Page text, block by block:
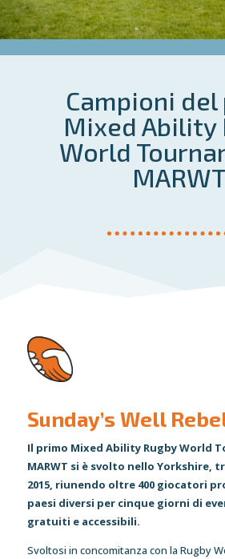
Campioni
Mixed Ability
World
MARWT
Sunday’s Well
Il primo Mixed Ability Rugby World
MARWT si è svolto nello Yorkshire,
2015, riunendo oltre 400 giocatori
paesi diversi per cinque giorni di
gratuiti e accessibili.
Svoltosi in concomitanza con la Rugby